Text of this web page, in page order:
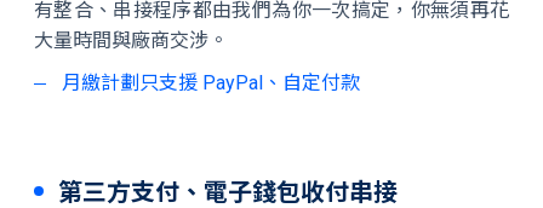
有整合、串接程序都由我們為你一次搞定，你無須再花
大量時間與廠商交涉。
月繳計劃只支援 PayPal、自定付款
第三方支付、電子錢包收付串接